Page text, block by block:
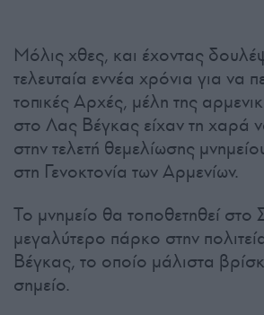
Μόλις χθες, και έχοντας
τελευταία εννέα χρόνια για να
τοπικές Αρχές, μέλη της
στο Λας Βέγκας είχαν τη χαρά
στην τελετή θεμελίωσης
στη Γενοκτονία των Αρμενίων.
Το μνημείο θα τοποθετηθεί
μεγαλύτερο πάρκο στην
Βέγκας, το οποίο μάλιστα
σημείο.